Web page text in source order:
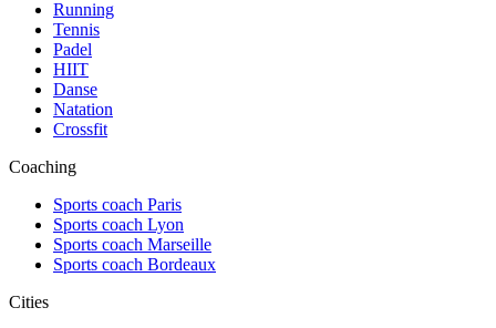
Running
Tennis
Padel
HIIT
Danse
Natation
Crossfit
Coaching
Sports coach Paris
Sports coach Lyon
Sports coach Marseille
Sports coach Bordeaux
Cities